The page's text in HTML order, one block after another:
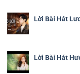
Lời Bài Hát
Lời Bài Hát